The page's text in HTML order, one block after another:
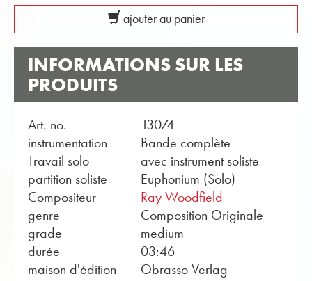
ajouter au panier
INFORMATIONS SUR LES
PRODUITS
Art. no.
13074
instrumentation
Bande complète
Travail solo
avec instrument soliste
partition soliste
Euphonium (Solo)
Compositeur
Ray Woodfield
genre
Composition Originale
grade
medium
durée
03:46
maison d'édition
Obrasso Verlag